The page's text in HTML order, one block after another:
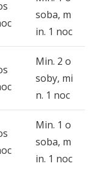
soba, m
in. 1 noc
Min. 2 o
soby, mi
n. 1 noc
Min. 1 o
soba, m
in. 1 noc